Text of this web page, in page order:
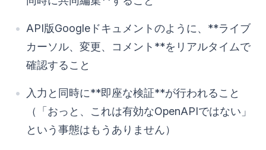
API版Googleドキュメントのように、**ライブ
カーソル、変更、コメント**をリアルタイムで
確認すること
入力と同時に**即座な検証**が行われること
（「おっと、これは有効なOpenAPIではない」
という事態はもうありません）